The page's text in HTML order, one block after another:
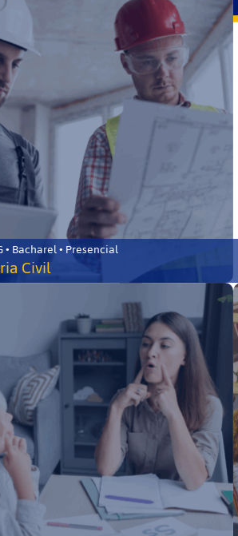
• Bacharel • Presencial
Civil